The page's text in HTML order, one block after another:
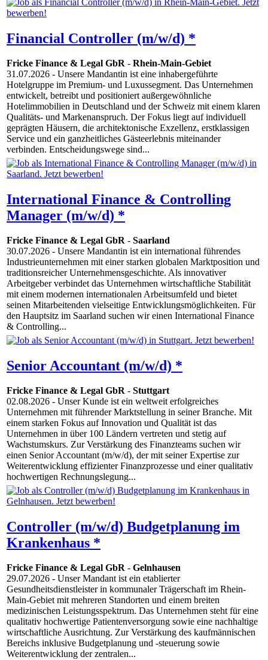
Financial Controller (m/w/d) *
Fricke Finance & Legal GbR - Rhein-Main-Gebiet
31.07.2026 - Unsere Mandantin ist eine inhabergeführte
Hotelgruppe im Premium- und Luxussegment. Das Unternehmen
entwickelt, betreibt und positioniert außergewöhnliche
Hotelimmobilien in Deutschland und der Schweiz mit einem klaren
Qualitäts- und Markenanspruch. Der Fokus liegt auf individuell
geprägten Häusern, die architektonische Exzellenz, erstklassigen
Service und ein ganzheitliches Gästeerlebnis miteinander
verbinden. Entscheidungswege sind...
International Finance & Controlling
Manager (m/w/d) *
Fricke Finance & Legal GbR - Saarland
30.07.2026 - Unsere Mandantin ist ein international führendes
Industrieunternehmen mit einer starken globalen Marktposition und
traditionsreicher Unternehmensgeschichte. Als innovativer
Arbeitgeber verbindet das Unternehmen wirtschaftliche Stabilität
mit einem modernen internationalen Arbeitsumfeld und bietet
seinen Mitarbeitenden vielseitige Entwicklungsmöglichkeiten. Für
den Hauptsitz im Saarland suchen wir einen International Finance
& Controlling...
Senior Accountant (m/w/d) *
Fricke Finance & Legal GbR - Stuttgart
02.08.2026 - Unser Kunde ist ein weltweit erfolgreiches
Unternehmen mit führender Marktstellung in seiner Branche. Mit
einem starken Fokus auf Innovation und Qualität ist das
Unternehmen in über 100 Ländern vertreten und stetig auf
Wachstumskurs. Zur Verstärkung des Finanzteams suchen wir
einen Senior Accountant (m/w/d), der mit seiner Expertise zur
Weiterentwicklung effizienter Finanzprozesse und einer qualitativ
hochwertigen Rechnungslegung...
Controller (m/w/d) Budgetplanung im
Krankenhaus *
Fricke Finance & Legal GbR - Gelnhausen
29.07.2026 - Unser Mandant ist ein etablierter
Gesundheitsdienstleister in kommunaler Trägerschaft im Rhein-
Main-Gebiet mit mehreren Standorten und einem breiten
medizinischen Leistungsspektrum. Das Unternehmen steht für eine
qualitativ hochwertige Patientenversorgung sowie eine nachhaltige
wirtschaftliche Ausrichtung. Zur Verstärkung des kaufmännischen
Bereichs inklusive Budgetplanung und -steuerung sowie
Weiterentwicklung der zentralen...